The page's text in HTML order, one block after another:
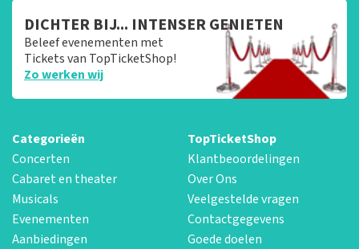
DICHTER BIJ... INTENSER GENIETEN
Beleef evenementen met
Tickets van TopTicketShop!
Zo werken wij
Categorieën
Concerten
Cabaret en theater
Musicals
Evenementen
Aanbiedingen
TopTicketShop
Klantbeoordelingen
Over Ons
Veelgestelde vragen
Contactgegevens
Goede doelen